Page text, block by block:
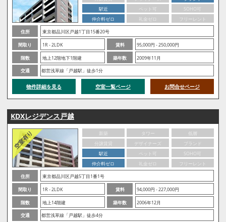
駅近
ペット可
SOHO可
仲介料ゼロ
礼金ゼロ
フリーレント
住所
東京都品川区戸越1丁目15番20号
間取り
1R - 2LDK 賃料
95,000円 - 250,000円
階数
地上12階地下1階建 築年数
2009年11月
交通
都営浅草線「戸越駅」徒歩1分
物件詳細を見る 空室一覧ページ お問合せページ
KDXレジデンス戸越
新築 タワー
低層
分譲賃貸
デザイナーズ
ブランド
駅近
ペット可
SOHO可
仲介料ゼロ
礼金ゼロ
フリーレント
住所
東京都品川区戸越5丁目1番1号
間取り
1R - 2LDK 賃料
94,000円 - 227,000円
階数
地上14階建 築年数
2006年12月
交通
都営浅草線「戸越駅」徒歩4分